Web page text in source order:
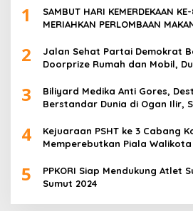
1
SAMBUT HARI KEMERDEKAAN
MERIAHKAN PERLOMBAAN
2
Jalan Sehat Partai Demokrat
Doorprize Rumah dan Mobil,
3
Biliyard Medika Anti Gores,
Berstandar Dunia di Ogan Ilir,
4
Kejuaraan PSHT ke 3 Cabang
Memperebutkan Piala
5
PPKORI Siap Mendukung Atlet
Sumut 2024